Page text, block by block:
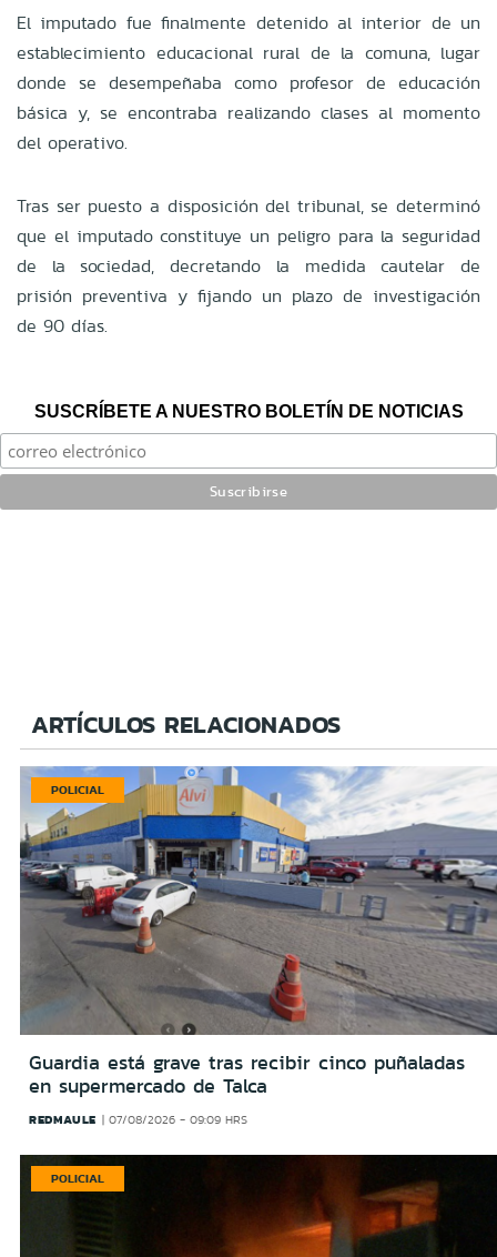
El imputado fue finalmente detenido al interior de un
establecimiento educacional rural de la comuna, lugar
donde se desempeñaba como profesor de educación
básica y, se encontraba realizando clases al momento
del operativo.
Tras ser puesto a disposición del tribunal, se determinó
que el imputado constituye un peligro para la seguridad
de la sociedad, decretando la medida cautelar de
prisión preventiva y fijando un plazo de investigación
de 90 días.
SUSCRÍBETE A NUESTRO BOLETÍN DE NOTICIAS
ARTÍCULOS RELACIONADOS
POLICIAL
Guardia está grave tras recibir cinco puñaladas
en supermercado de Talca
REDMAULE 07/08/2026 - 09:09 HRS
POLICIAL